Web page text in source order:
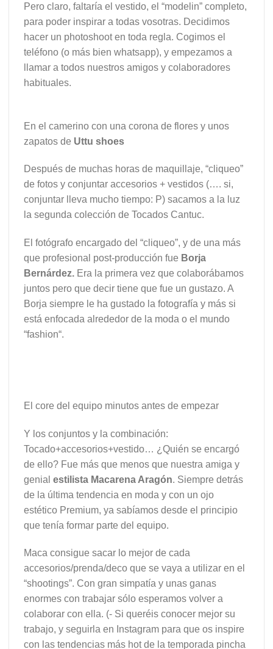
Pero claro, faltaría el vestido, el “modelin” completo,
para poder inspirar a todas vosotras. Decidimos
hacer un photoshoot en toda regla. Cogimos el
teléfono (o más bien whatsapp), y empezamos a
llamar a todos nuestros amigos y colaboradores
habituales.
En el camerino con una corona de flores y unos
zapatos de Uttu shoes
Después de muchas horas de maquillaje, “cliqueo”
de fotos y conjuntar accesorios + vestidos (…. si,
conjuntar lleva mucho tiempo: P) sacamos a la luz
la segunda colección de Tocados Cantuc.
El fotógrafo encargado del “cliqueo”, y de una más
que profesional post-producción fue Borja
Bernárdez. Era la primera vez que colaborábamos
juntos pero que decir tiene que fue un gustazo. A
Borja siempre le ha gustado la fotografía y más si
está enfocada alrededor de la moda o el mundo
“fashion“.
El core del equipo minutos antes de empezar
Y los conjuntos y la combinación:
Tocado+accesorios+vestido… ¿Quién se encargó
de ello? Fue más que menos que nuestra amiga y
genial estilista Macarena Aragón. Siempre detrás
de la última tendencia en moda y con un ojo
estético Premium, ya sabíamos desde el principio
que tenía formar parte del equipo.
Maca consigue sacar lo mejor de cada
accesorios/prenda/deco que se vaya a utilizar en el
“shootings”. Con gran simpatía y unas ganas
enormes con trabajar sólo esperamos volver a
colaborar con ella. (- Si queréis conocer mejor su
trabajo, y seguirla en Instagram para que os inspire
con las tendencias más hot de la temporada pincha